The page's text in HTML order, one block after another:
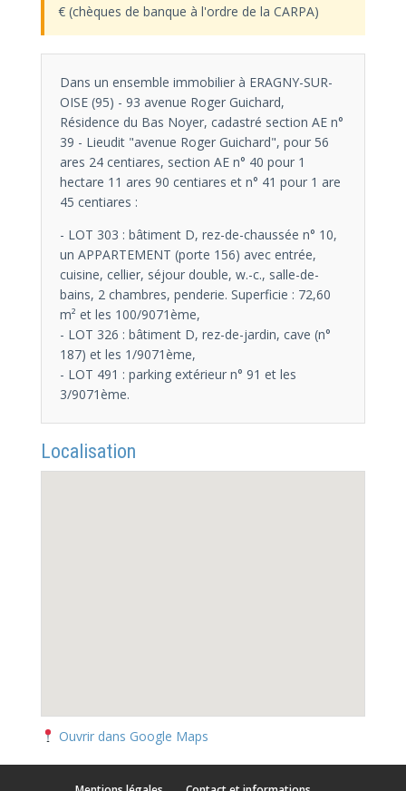
€ (chèques de banque à l'ordre de la CARPA)
Dans un ensemble immobilier à ERAGNY-SUR-
OISE (95) - 93 avenue Roger Guichard,
Résidence du Bas Noyer, cadastré section AE n°
39 - Lieudit "avenue Roger Guichard", pour 56
ares 24 centiares, section AE n° 40 pour 1
hectare 11 ares 90 centiares et n° 41 pour 1 are
45 centiares :
- LOT 303 : bâtiment D, rez-de-chaussée n° 10,
un APPARTEMENT (porte 156) avec entrée,
cuisine, cellier, séjour double, w.-c., salle-de-
bains, 2 chambres, penderie. Superficie : 72,60
m² et les 100/9071ème,
- LOT 326 : bâtiment D, rez-de-jardin, cave (n°
187) et les 1/9071ème,
- LOT 491 : parking extérieur n° 91 et les
3/9071ème.
Localisation
Ouvrir dans Google Maps